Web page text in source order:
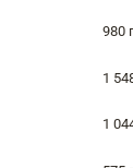
980 г
1
1